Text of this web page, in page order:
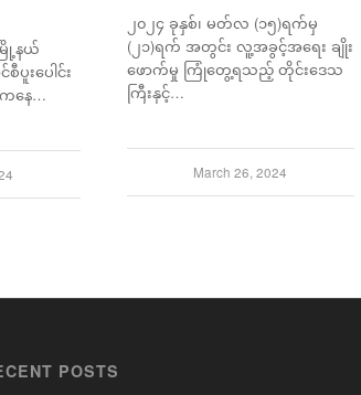
ြို့နယ်
ပူးပေါင်း
နေ…
၂၀၂၄ ခုနှစ်၊ မတ်လ (၁၅)ရက်မှ
(၂၁)ရက် အတွင်း လူ့အခွင့်အရေး ချိုး
ဖောက်မှု ကြုံတွေ့ရသည့် တိုင်းဒေသ
ကြီးနှင့်…
March 26, 2024
POSTS